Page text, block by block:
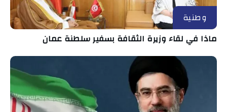
وطنية
ماذا في لقاء وزيرة الثقافة بسفير سلطنة عمان